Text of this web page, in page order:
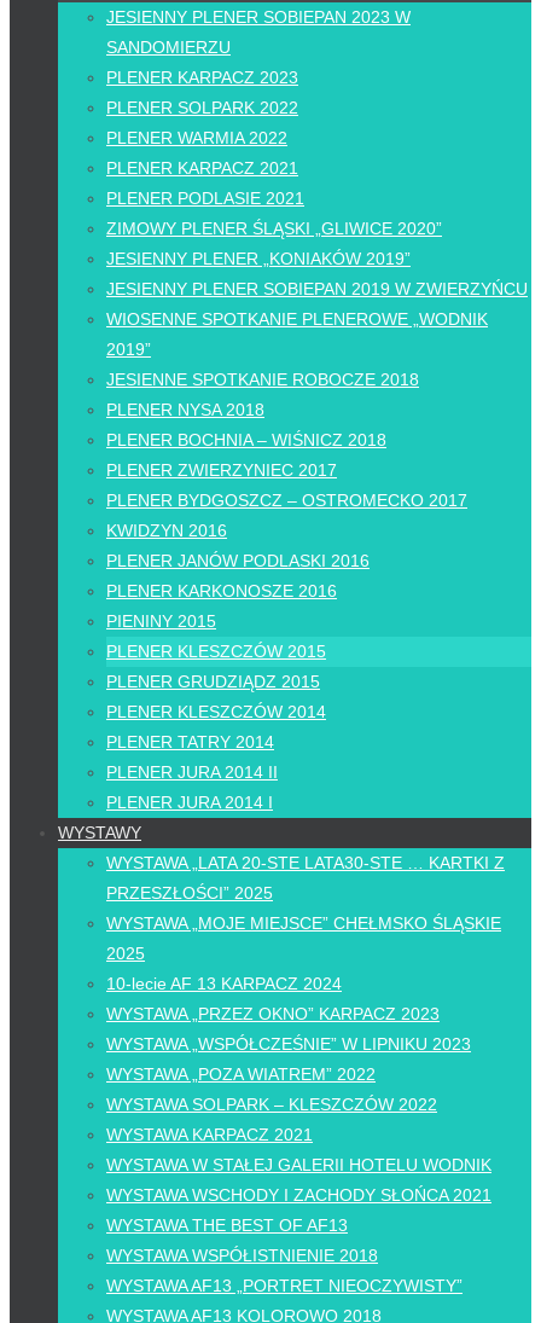
JESIENNY PLENER SOBIEPAN 2023 W
SANDOMIERZU
PLENER KARPACZ 2023
PLENER SOLPARK 2022
PLENER WARMIA 2022
PLENER KARPACZ 2021
PLENER PODLASIE 2021
ZIMOWY PLENER ŚLĄSKI „GLIWICE 2020”
JESIENNY PLENER „KONIAKÓW 2019”
JESIENNY PLENER SOBIEPAN 2019 W ZWIERZYŃCU
WIOSENNE SPOTKANIE PLENEROWE „WODNIK
2019”
JESIENNE SPOTKANIE ROBOCZE 2018
PLENER NYSA 2018
PLENER BOCHNIA – WIŚNICZ 2018
PLENER ZWIERZYNIEC 2017
PLENER BYDGOSZCZ – OSTROMECKO 2017
KWIDZYN 2016
PLENER JANÓW PODLASKI 2016
PLENER KARKONOSZE 2016
PIENINY 2015
PLENER KLESZCZÓW 2015
PLENER GRUDZIĄDZ 2015
PLENER KLESZCZÓW 2014
PLENER TATRY 2014
PLENER JURA 2014 II
PLENER JURA 2014 I
WYSTAWY
WYSTAWA „LATA 20-STE LATA30-STE … KARTKI Z
PRZESZŁOŚCI” 2025
WYSTAWA „MOJE MIEJSCE” CHEŁMSKO ŚLĄSKIE
2025
10-lecie AF 13 KARPACZ 2024
WYSTAWA „PRZEZ OKNO” KARPACZ 2023
WYSTAWA „WSPÓŁCZEŚNIE” W LIPNIKU 2023
WYSTAWA „POZA WIATREM” 2022
WYSTAWA SOLPARK – KLESZCZÓW 2022
WYSTAWA KARPACZ 2021
WYSTAWA W STAŁEJ GALERII HOTELU WODNIK
WYSTAWA WSCHODY I ZACHODY SŁOŃCA 2021
WYSTAWA THE BEST OF AF13
WYSTAWA WSPÓŁISTNIENIE 2018
WYSTAWA AF13 „PORTRET NIEOCZYWISTY”
WYSTAWA AF13 KOLOROWO 2018